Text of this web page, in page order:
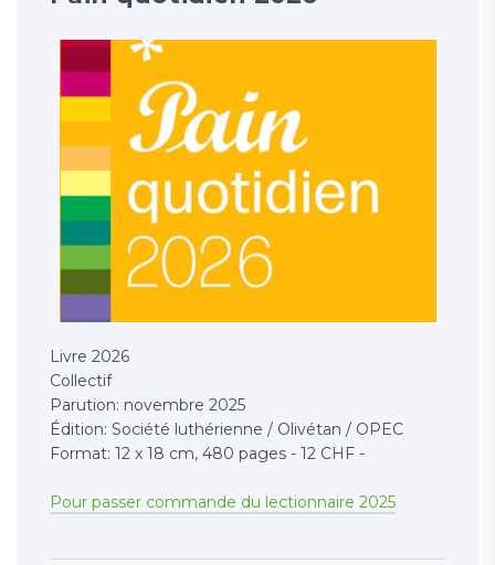
Livre 2026
Collectif
Parution: novembre 2025
Édition: Société luthérienne / Olivétan / OPEC
Format: 12 x 18 cm, 480 pages - 12 CHF -
Pour passer commande du lectionnaire 2025